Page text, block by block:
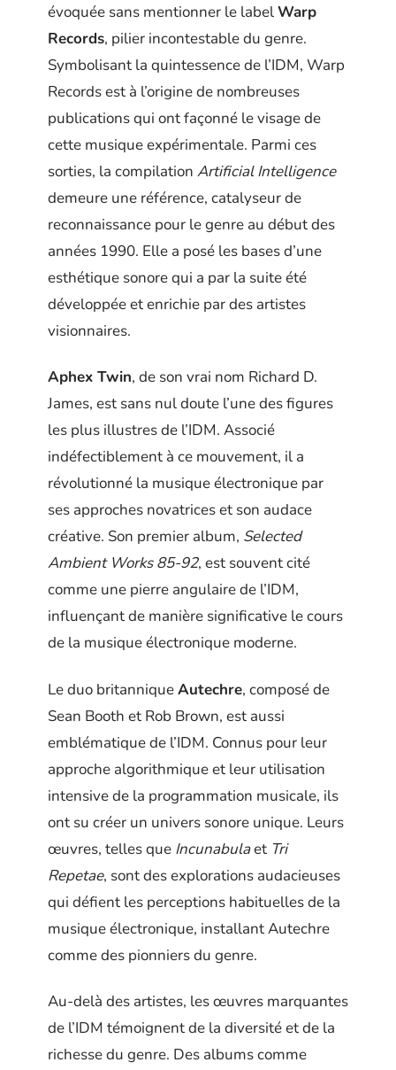
évoquée sans mentionner le labelWarp
Records, pilier incontestable du genre.
Symbolisant la quintessence de l’IDM, Warp
Records est à l’origine de nombreuses
publications qui ont façonné le visage de
cette musique expérimentale. Parmi ces
sorties, la compilation Artificial Intelligence
demeure une référence, catalyseur de
reconnaissance pour le genre au début des
années 1990. Elle a posé les bases d’une
esthétique sonore qui a par la suite été
développée et enrichie par des artistes
visionnaires.
Aphex Twin, de son vrai nom Richard D.
James, est sans nul doute l’une des figures
les plus illustres de l’IDM. Associé
indéfectiblement à ce mouvement, il a
révolutionné la musique électronique par
ses approches novatrices et son audace
créative. Son premier album, Selected
Ambient Works 85-92, est souvent cité
comme une pierre angulaire de l’IDM,
influençant de manière significative le cours
de la musique électronique moderne.
Le duo britanniqueAutechre, composé de
Sean Booth et Rob Brown, est aussi
emblématique de l’IDM. Connus pour leur
approche algorithmique et leur utilisation
intensive de la programmation musicale, ils
ont su créer un univers sonore unique. Leurs
œuvres, telles que Incunabulaet Tri
Repetae, sont des explorations audacieuses
qui défient les perceptions habituelles de la
musique électronique, installant Autechre
comme des pionniers du genre.
Au-delà des artistes, les œuvres marquantes
de l’IDM témoignent de la diversité et de la
richesse du genre. Des albums comme